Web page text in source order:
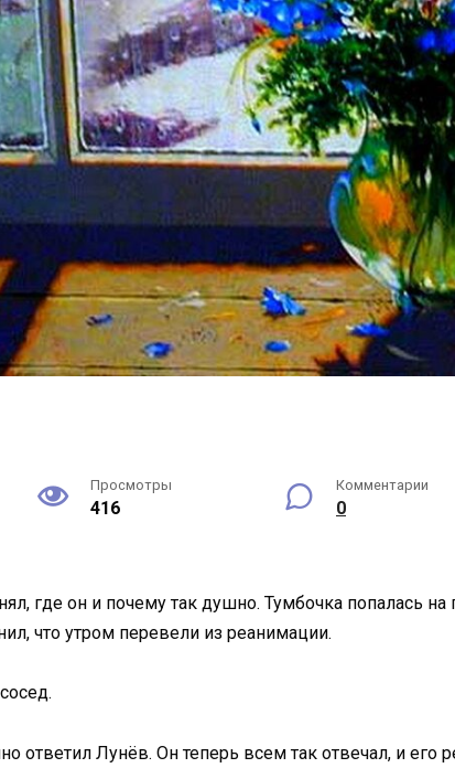
Просмотры
416
Комментарии
0
где он и почему так душно. Тумбочка попалась на
что утром перевели из реанимации.
ответил Лунёв. Он теперь всем так отвечал, и его